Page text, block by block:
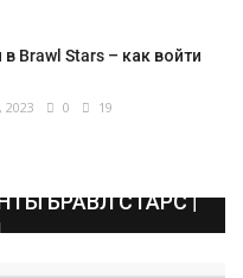
Brawl Stars – как войти
2023 0 19
БРАВЛ СТАРС |